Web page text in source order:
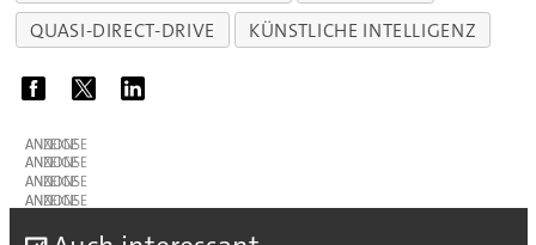
QUASI-DIRECT-DRIVE
KÜNSTLICHE INTELLIGENZ
ANZEIGE
ANZEIGE
ANZEIGE
ANZEIGE